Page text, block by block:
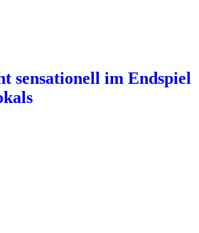
sensationell im Endspiel